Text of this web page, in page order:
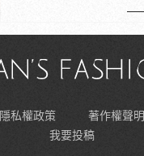
隱私權政策 著作權聲明
我要投稿